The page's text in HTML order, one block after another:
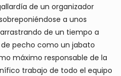
de un organizador
a unos
de un tiempo a
pecho como un jabato
máximo responsable de la
trabajo de todo el equipo